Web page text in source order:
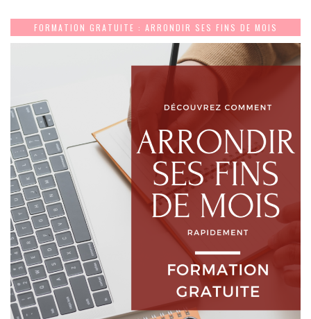
FORMATION GRATUITE : ARRONDIR SES FINS DE MOIS